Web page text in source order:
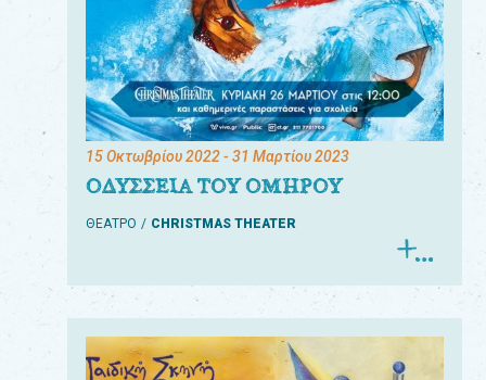
15 Οκτωβρίου 2022- 31 Μαρτίου 2023
ΟΔΥΣΣΕΙΑ ΤΟΥ ΟΜΗΡΟΥ
ΘΕΑΤΡΟ CHRISTMAS THEATER